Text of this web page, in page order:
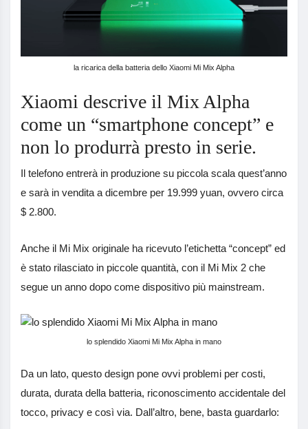
la ricarica della batteria dello Xiaomi Mi Mix Alpha
Xiaomi descrive il Mix Alpha
come un “smartphone concept” e
non lo produrrà presto in serie.
Il telefono entrerà in produzione su piccola scala quest’anno
e sarà in vendita a dicembre per 19.999 yuan, ovvero circa
$ 2.800.
Anche il Mi Mix originale ha ricevuto l’etichetta “concept” ed
è stato rilasciato in piccole quantità, con il Mi Mix 2 che
segue un anno dopo come dispositivo più mainstream.
lo splendido Xiaomi Mi Mix Alpha in mano
Da un lato, questo design pone ovvi problemi per costi,
durata, durata della batteria, riconoscimento accidentale del
tocco, privacy e così via. Dall’altro, bene, basta guardarlo: